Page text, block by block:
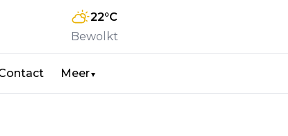
22°C
Bewolkt
Meer▼